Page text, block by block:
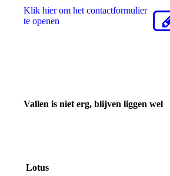
Klik hier om het contactformulier
te openen
Vallen is niet erg, blijven liggen wel
Lotus